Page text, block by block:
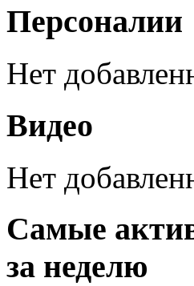
Персоналии
Нет
Видео
Нет
Самые
за неделю